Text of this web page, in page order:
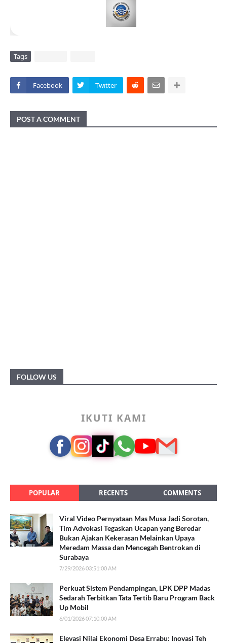
Tags
Facebook Twitter
POST A COMMENT
FOLLOW US
IKUTI KAMI
POPULAR RECENTS COMMENTS
Viral Video Pernyataan Mas Musa Jadi Sorotan,
Tim Advokasi Tegaskan Ucapan yang Beredar
Bukan Ajakan Kekerasan Melainkan Upaya
Meredam Massa dan Mencegah Bentrokan di
Surabaya
7/29/2026 03:51:00 AM
Perkuat Sistem Pendampingan, LPK DPP Madas
Sedarah Terbitkan Tata Tertib Baru Program Back
Up Mobil
6/01/2026 07:10:00 AM
Elevasi Nilai Ekonomi Desa Errabu: Inovasi Teh